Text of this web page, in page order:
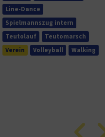
Line-Dance
Spielmannszug intern
Teutolauf
Teutomarsch
Verein
Volleyball Walking